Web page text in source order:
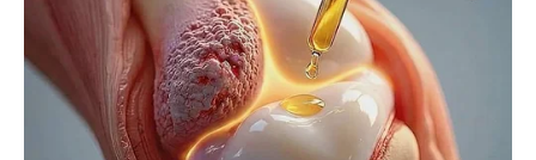
MThai เชื่อในสิ่งที่ทำ ทำในสิ่งที่เชื่อ
รับข่าวสารเลขมงคล สถิติเลขดัง ดวงรายวัน รายเดือน รายปี
พร้อมแนะนำวิธีเสริมดวง
ลุ้นรับรางวัลจากกิจกรรมเสริมความเป็นมงคลให้กับตัวท่านเอง